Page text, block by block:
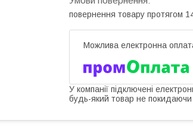
повернення товару протягом
У компанії підключені
будь-який товар не покидаючи